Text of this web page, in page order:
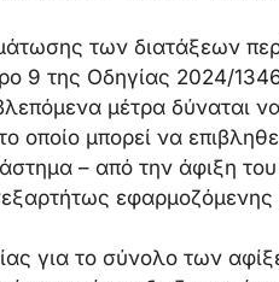
των διατάξεων
9 της Οδηγίας 2024/
μέτρα δύναται
οποίο μπορεί να
– από την άφιξη
εφαρμοζόμενης
για το σύνολο των